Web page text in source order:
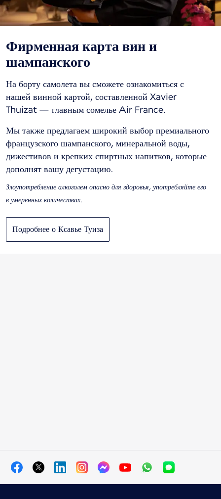
Фирменная карта вин и
шампанского
На борту самолета вы сможете ознакомиться с
нашей винной картой, составленной Xavier
Thuizat — главным сомелье Air France.
Мы также предлагаем широкий выбор премиального
французского шампанского, минеральной воды,
дижестивов и крепких спиртных напитков, которые
дополнят вашу дегустацию.
Злоупотребление алкоголем опасно для здоровья, употребляйте его
в умеренных количествах.
Подробнее о Ксавье Туиза